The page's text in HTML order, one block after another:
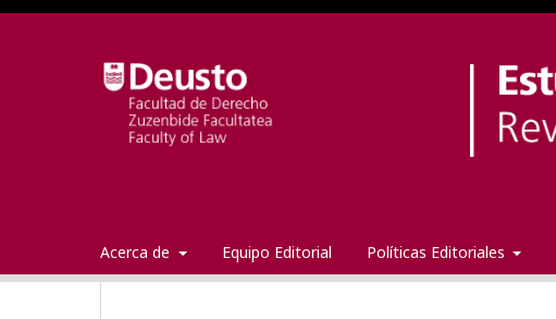
Acerca de Equipo Editorial Políticas Editoriales